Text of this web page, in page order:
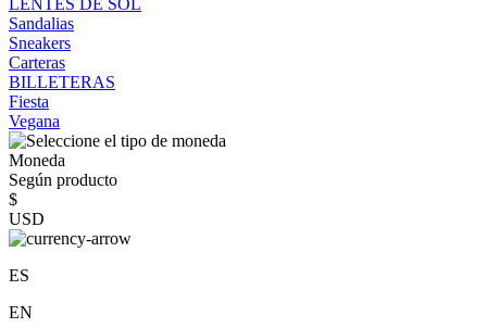
LENTES DE SOL
Sandalias
Sneakers
Carteras
BILLETERAS
Fiesta
Vegana
Moneda
Según producto
$
USD
ES
EN